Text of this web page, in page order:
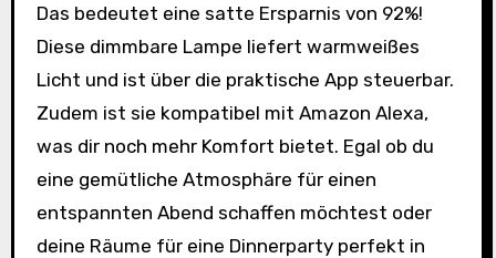
Das bedeutet eine satte Ersparnis von 92%!
Diese dimmbare Lampe liefert warmweißes
Licht und ist über die praktische App steuerbar.
Zudem ist sie kompatibel mit Amazon Alexa,
was dir noch mehr Komfort bietet. Egal ob du
eine gemütliche Atmosphäre für einen
entspannten Abend schaffen möchtest oder
deine Räume für eine Dinnerparty perfekt in